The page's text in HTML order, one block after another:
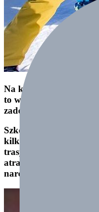
Na każdym turnusie
to w styczniu!
zadowolone.
Szkolenie narciarskie
kilku poziomach.
trasy, treningu na
atrakcyjność i wyższy
narciarskie